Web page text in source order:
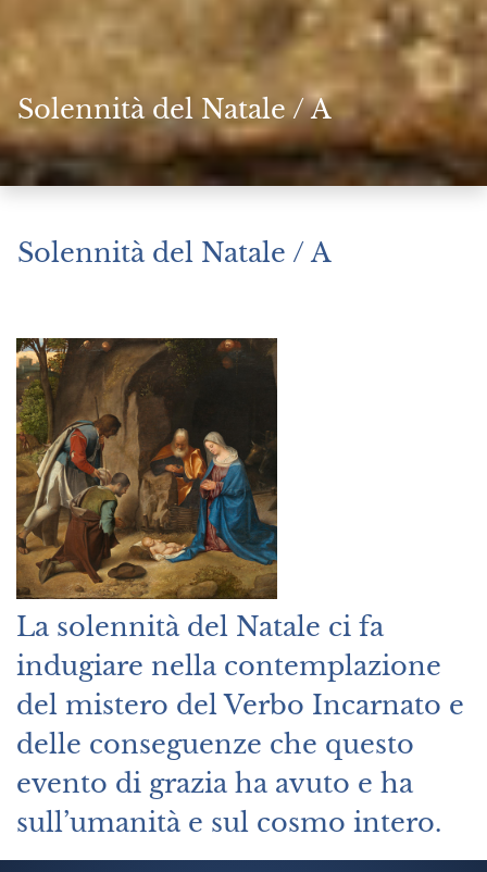
Solennità del Natale / A
Solennità del Natale / A
La solennità del Natale ci fa
indugiare nella contemplazione
del mistero del Verbo Incarnato e
delle conseguenze che questo
evento di grazia ha avuto e ha
sull’umanità e sul cosmo intero.